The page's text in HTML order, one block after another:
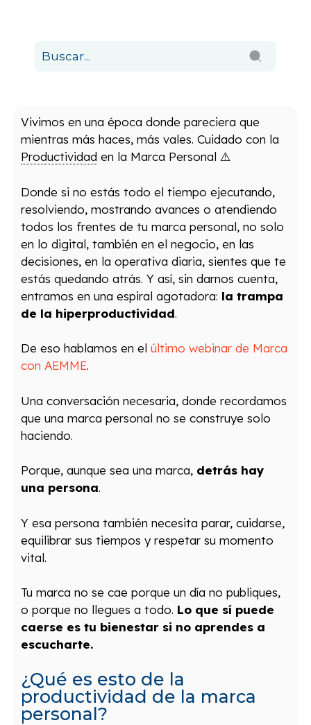
Vivimos en una época donde pareciera que
mientras más haces, más vales. Cuidado con la
Productividad en la Marca Personal ⚠️
Donde si no estás todo el tiempo ejecutando,
resolviendo, mostrando avances o atendiendo
todos los frentes de tu marca personal, no solo
en lo digital, también en el negocio, en las
decisiones, en la operativa diaria, sientes que te
estás quedando atrás. Y así, sin darnos cuenta,
entramos en una espiral agotadora: la trampa
de la hiperproductividad.
De eso hablamos en el último webinar de Marca
con AEMME.
Una conversación necesaria, donde recordamos
que una marca personal no se construye solo
haciendo.
Porque, aunque sea una marca, detrás hay
una persona.
Y esa persona también necesita parar, cuidarse,
equilibrar sus tiempos y respetar su momento
vital.
Tu marca no se cae porque un día no publiques,
o porque no llegues a todo. Lo que sí puede
caerse es tu bienestar si no aprendes a
escucharte.
¿Qué es esto de la
productividad de la marca
personal?